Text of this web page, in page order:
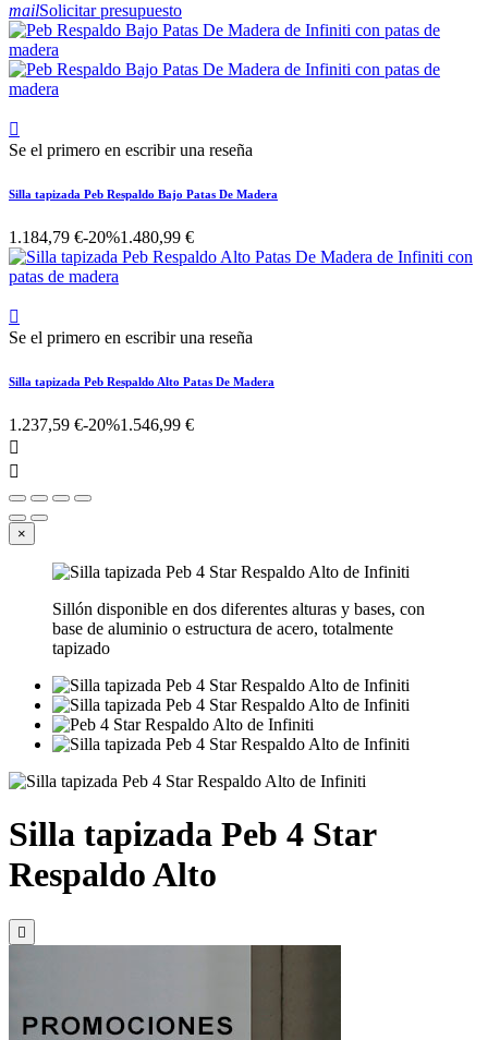
mailSolicitar presupuesto

Se el primero en escribir una reseña
Silla tapizada Peb Respaldo Bajo Patas De Madera
1.184,79 €-20%1.480,99 €

Se el primero en escribir una reseña
Silla tapizada Peb Respaldo Alto Patas De Madera
1.237,59 €-20%1.546,99 €


×
Sillón disponible en dos diferentes alturas y bases, con
base de aluminio o estructura de acero, totalmente
tapizado
Silla tapizada Peb 4 Star
Respaldo Alto
